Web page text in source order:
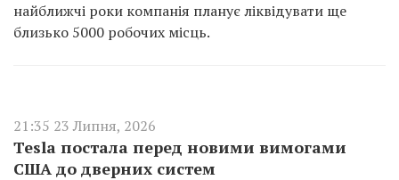
найближчі роки компанія планує ліквідувати ще
близько 5000 робочих місць.
21:35 23 Липня, 2026
Tesla постала перед новими вимогами
США до дверних систем